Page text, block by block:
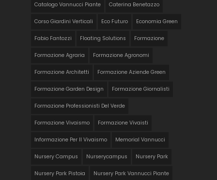
Catalogo Vannucci Piante Caterina Benetazzo
Corso Giardini Verticali Eco Futuro Economia Green
Fabio Fantozzi Floating Solutions Formazione
Formazione Agraria Formazione Agronomi
Formazione Architetti Formazione Aziende Green
Formazione Garden Design Formazione Giornalisti
Formazione Professionisti Del Verde
Formazione Vivaismo Formazione Vivaisti
Informazione Per Il Vivaismo Memorial Vannucci
Nursery Campus Nurserycampus Nursery Park
Nursery Park Pistoia Nursery Park Vannucci Piante